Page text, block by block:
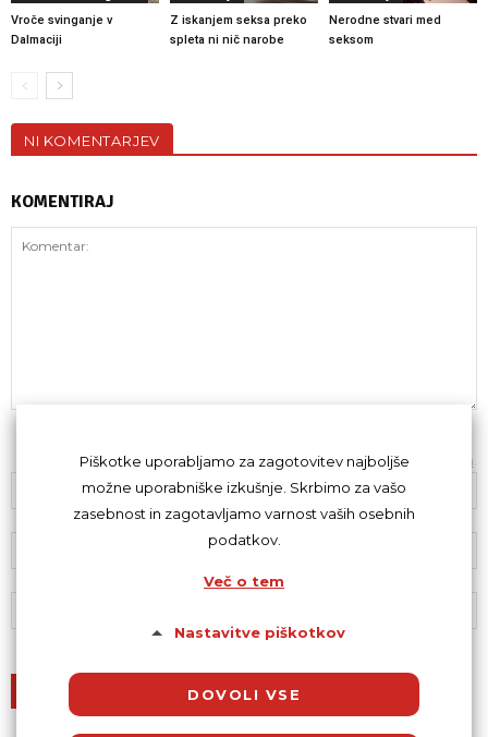
Vroče svinganje v
Dalmaciji
Z iskanjem seksa preko
spleta ni nič narobe
Nerodne stvari med
seksom
NI KOMENTARJEV
KOMENTIRAJ
Z oddajo komentarja se strinjaš skodeksom komentiranja
Piškotke uporabljamo za zagotovitev najboljše
možne uporabniške izkušnje. Skrbimo za vašo
zasebnost in zagotavljamo varnost vaših osebnih
podatkov.
Več o tem
Nastavitve piškotkov
DOVOLI VSE